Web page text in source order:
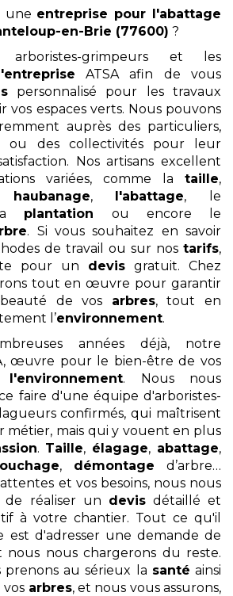
une entreprise pour l'abattage
en-Brie (77600) ?
arboristes-grimpeurs et les
ATSA afin de vous
personnalisé pour les travaux
vos espaces verts. Nous pouvons
auprès des particuliers,
ou des collectivités pour leur
Nos artisans excellent
variées, comme la taille,
haubanage, l'abattage, le
plantation ou encore le
. Si vous souhaitez en savoir
de travail ou sur nos tarifs,
pour un devis gratuit. Chez
tout en œuvre pour garantir
de vos arbres, tout en
l’environnement.
années déjà, notre
œuvre pour le bien-être de vos
l'environnement. Nous nous
faire d'une équipe d'arboristes-
confirmés, qui maîtrisent
métier, mais qui y vouent en plus
. Taille, élagage, abattage,
, démontage d’arbre…
et vos besoins, nous nous
de réaliser un devisdétaillé et
à votre chantier. Tout ce qu'il
est d'adresser une demande de
nous nous chargerons du reste.
prenons au sérieux la santé ainsi
arbres, et nous vous assurons,